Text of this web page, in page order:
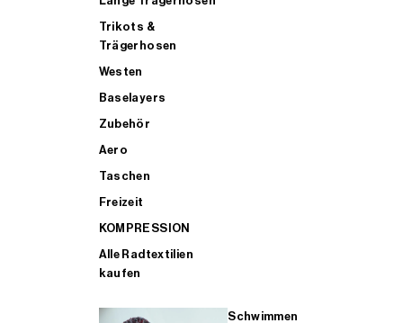
Trikots &
Trägerhosen
Westen
Baselayers
Zubehör
Aero
Taschen
Freizeit
KOMPRESSION
Alle Radtextilien
kaufen
Schwimmen